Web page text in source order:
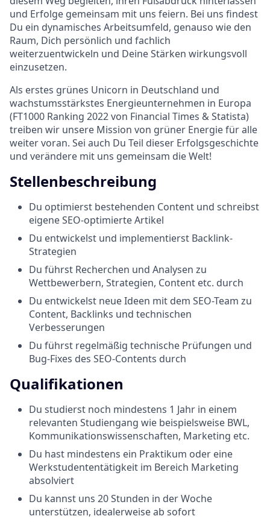
und Erfolge gemeinsam mit uns feiern. Bei uns findest
Du ein dynamisches Arbeitsumfeld, genauso wie den
Raum, Dich persönlich und fachlich
weiterzuentwickeln und Deine Stärken wirkungsvoll
einzusetzen.
Als erstes grünes Unicorn in Deutschland und
wachstumsstärkstes Energieunternehmen in Europa
(FT1000 Ranking 2022 von Financial Times & Statista)
treiben wir unsere Mission von grüner Energie für alle
weiter voran. Sei auch Du Teil dieser Erfolgsgeschichte
und verändere mit uns gemeinsam die Welt!
Stellenbeschreibung
Du optimierst bestehenden Content und schreibst
eigene SEO-optimierte Artikel
Du entwickelst und implementierst Backlink-
Strategien
Du führst Recherchen und Analysen zu
Wettbewerbern, Strategien, Content etc. durch
Du entwickelst neue Ideen mit dem SEO-Team zu
Content, Backlinks und technischen
Verbesserungen
Du führst regelmäßig technische Prüfungen und
Bug-Fixes des SEO-Contents durch
Qualifikationen
Du studierst noch mindestens 1 Jahr in einem
relevanten Studiengang wie beispielsweise BWL,
Kommunikationswissenschaften, Marketing etc.
Du hast mindestens ein Praktikum oder eine
Werkstudententätigkeit im Bereich Marketing
absolviert
Du kannst uns 20 Stunden in der Woche
unterstützen, idealerweise ab sofort